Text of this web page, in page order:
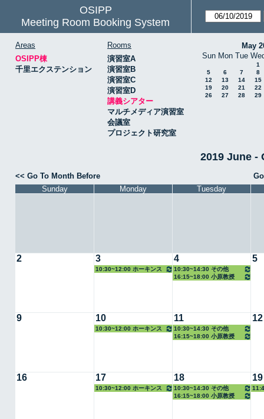
OSIPP
Meeting Room Booking System
Areas
OSIPP棟
千里エクステンション
Rooms
演習室A
演習室B
演習室C
演習室D
講義シアター
マルチメディア演習室
会議室
プロジェクト研究室
May
Sun Mon Tue
1
5
6 7
8
12
13 14
15
19
20 21
22
26
27 28 29
2019 June -
<< Go To Month Before
Sunday
Monday Tuesday
2 3
10:30~12:00 ホーキンス
4
10:30~14:30 その他
16:15~18:00 小原教授
5
9 10
10:30~12:00 ホーキンス
11
10:30~14:30 その他
16:15~18:00 小原教授
12
16 17
10:30~12:00 ホーキンス
18
10:30~14:30 その他
16:15~18:00 小原教授
19